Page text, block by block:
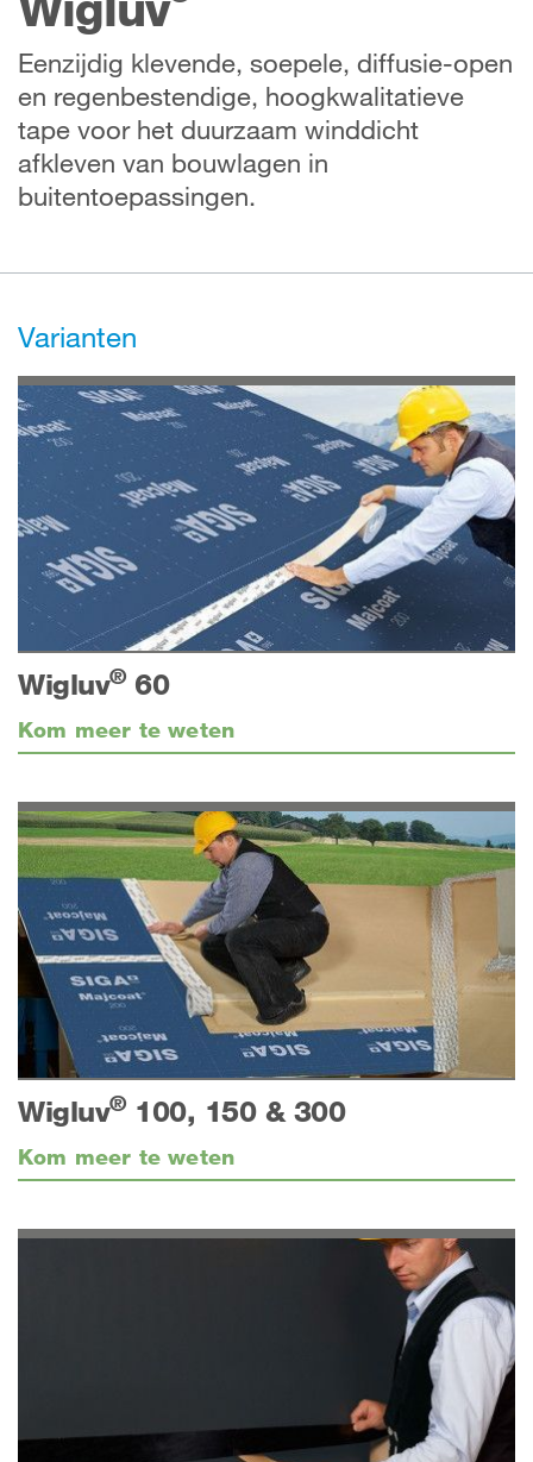
Eenzijdig klevende, soepele, diffusie-open
en regenbestendige, hoogkwalitatieve
tape voor het duurzaam winddicht
afkleven van bouwlagen in
buitentoepassingen.
Varianten
Wigluv®60
Kom meer te weten
Wigluv®100, 150 & 300
Kom meer te weten